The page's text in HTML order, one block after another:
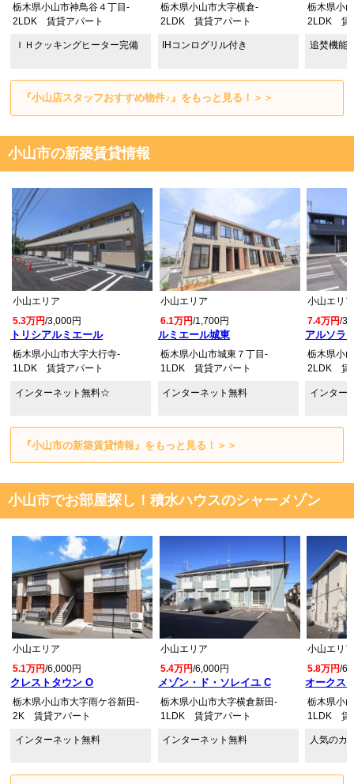
栃木県小山市神鳥谷４丁目-
2LDK 賃貸アパート
ＩＨクッキングヒーター完備
栃木県小山市大字横倉-
2LDK 賃貸アパート
IHコンログリル付き
栃木県小
2LDK 賃
追焚機能
『小山店スタッフおすすめ物件♪』をもっと見る！＞＞
小山市の新築賃貸情報
トリシアルミエール
小山エリア
5.3万円/3,000円
栃木県小山市大字大行寺-
1LDK 賃貸アパート
インターネット無料☆
ルミエール城東
小山エリア
6.1万円/1,700円
栃木県小山市城東７丁目-
1LDK 賃貸アパート
インターネット無料
アルソラ
小山エリ
7.4万円/
栃木県小
2LDK 賃
インター
『小山市の新築賃貸情報』をもっと見る！＞＞
小山市でお部屋探し！積水ハウスのシャーメゾン
クレストタウン O
小山エリア
5.1万円/6,000円
栃木県小山市大字雨ケ谷新田-
2K 賃貸アパート
インターネット無料
メゾン・ド・ソレイユ C
小山エリア
5.4万円/6,000円
栃木県小山市大字横倉新田-
1LDK 賃貸アパート
インターネット無料
オークス
小山エリ
5.8万円/
栃木県小
1LDK 賃
人気のカ